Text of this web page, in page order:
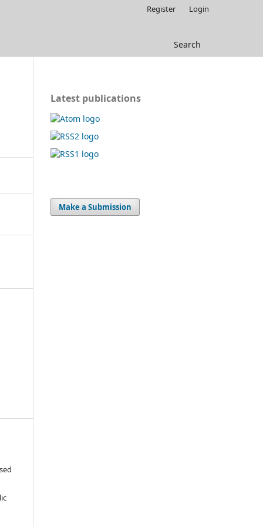
Search
Register Login
Latest publications
Make a Submission